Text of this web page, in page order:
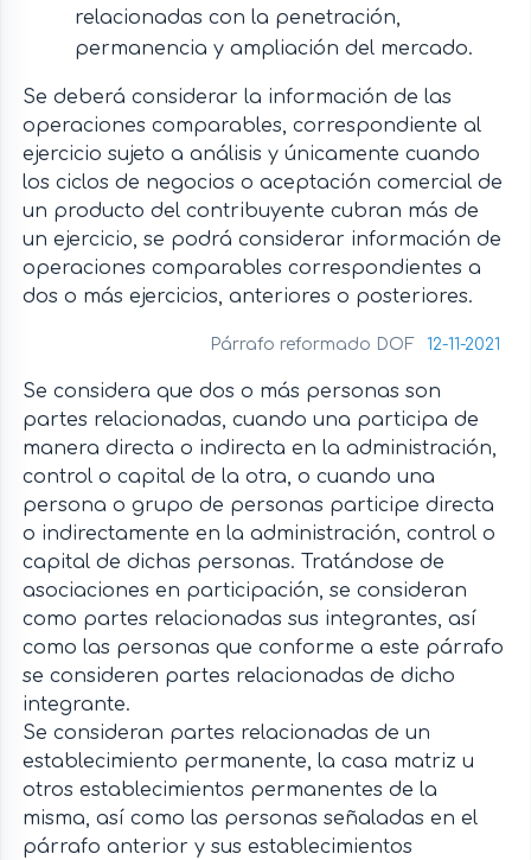
relacionadas con la penetración,
permanencia y ampliación del mercado.
Se deberá considerar la información de las
operaciones comparables, correspondiente al
ejercicio sujeto a análisis y únicamente cuando
los ciclos de negocios o aceptación comercial de
un producto del contribuyente cubran más de
un ejercicio, se podrá considerar información de
operaciones comparables correspondientes a
dos o más ejercicios, anteriores o posteriores.
Párrafo reformado DOF 12-11-2021
Se considera que dos o más personas son
partes relacionadas, cuando una participa de
manera directa o indirecta en la administración,
control o capital de la otra, o cuando una
persona o grupo de personas participe directa
o indirectamente en la administración, control o
capital de dichas personas. Tratándose de
asociaciones en participación, se consideran
como partes relacionadas sus integrantes, así
como las personas que conforme a este párrafo
se consideren partes relacionadas de dicho
integrante.
Se consideran partes relacionadas de un
establecimiento permanente, la casa matriz u
otros establecimientos permanentes de la
misma, así como las personas señaladas en el
párrafo anterior y sus establecimientos